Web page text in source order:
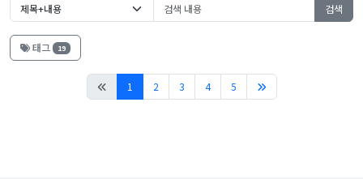
검색
태그 19
1 (current)
2 3 4 5